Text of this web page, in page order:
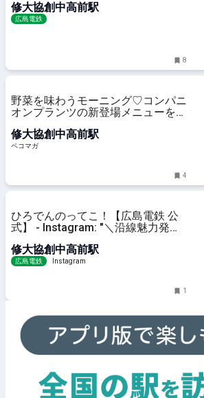
修大協創中高前駅
広島電鉄
8
野菜を味わうモーニング♡コンパニ
オンプランツの新登場メニューをレ
修大協創中高前駅
ペコマガ
4
ひろでんのってこ！【広島電鉄 公
式】 - Instagram: "＼沿線魅力発見
KITCHEN』／ 広電スタッフが広電
沿線の魅力的なスポットの情報を発
修大協創中高前駅
広島電鉄 Instagram
1